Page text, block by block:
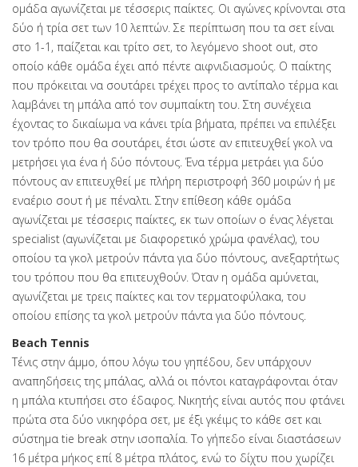
ομάδα αγωνίζεται με τέσσερις παίκτες. Οι αγώνες κρίνονται στα
δύο ή τρία σετ των 10 λεπτών. Σε περίπτωση που τα σετ είναι
στο 1-1, παίζεται και τρίτο σετ, το λεγόμενο shoot out, στο
οποίο κάθε ομάδα έχει από πέντε αιφνιδιασμούς. Ο παίκτης
που πρόκειται να σουτάρει τρέχει προς το αντίπαλο τέρμα και
λαμβάνει τη μπάλα από τον συμπαίκτη του. Στη συνέχεια
έχοντας το δικαίωμα να κάνει τρία βήματα, πρέπει να επιλέξει
τον τρόπο που θα σουτάρει, έτσι ώστε αν επιτευχθεί γκολ να
μετρήσει για ένα ή δύο πόντους. Ένα τέρμα μετράει για δύο
πόντους αν επιτευχθεί με πλήρη περιστροφή 360 μοιρών ή με
εναέριο σουτ ή με πέναλτι. Στην επίθεση κάθε ομάδα
αγωνίζεται με τέσσερις παίκτες, εκ των οποίων ο ένας λέγεται
specialist (αγωνίζεται με διαφορετικό χρώμα φανέλας), του
οποίου τα γκολ μετρούν πάντα για δύο πόντους, ανεξαρτήτως
του τρόπου που θα επιτευχθούν. Όταν η ομάδα αμύνεται,
αγωνίζεται με τρεις παίκτες και τον τερματοφύλακα, του
οποίου επίσης τα γκολ μετρούν πάντα για δύο πόντους.
Beach Tennis
Τένις στην άμμο, όπου λόγω του γηπέδου, δεν υπάρχουν
αναπηδήσεις της μπάλας, αλλά οι πόντοι καταγράφονται όταν
η μπάλα κτυπήσει στο έδαφος. Νικητής είναι αυτός που φτάνει
πρώτα στα δύο νικηφόρα σετ, με έξι γκέιμς το κάθε σετ και
σύστημα tie break στην ισοπαλία. Το γήπεδο είναι διαστάσεων
16 μέτρα μήκος επί 8 μέτρα πλάτος, ενώ το δίχτυ που χωρίζει